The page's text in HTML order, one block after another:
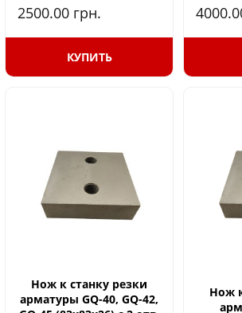
2500.00 грн.
КУПИТЬ
Нож к станку резки
арматуры GQ-40, GQ-42,
Нож